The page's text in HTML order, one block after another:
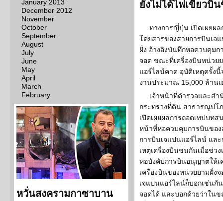
January 2013
December 2012
November
October
September
August
July
June
May
April
March
February
หวั่นสงครามกาซาบาน
ยังไม่ได้ไฟเขียวบิ
ทางการญี่ปุ่น เปิดเผยผ
โดยสารของสายการบินเจ
ฝั่ง อ้างอิงบันทึกหอควบคุม
จอด ขณะที่เครื่องบินหน่วย
แอร์ไลน์คาด อุบัติเหตุครั้งนี้
งานประมาณ 15,000 ล้าน
เจ้าหน้าที่ตำรวจและส
กระทรวงที่ดิน สาธารณูปโ
เปิดเผยผลการถอดเทปบท
หน้าที่หอควบคุมการบินขอ
การบินเจแปนแอร์ไลน์ แล
เหตุเครื่องบินชนกันเมื่อช่ว
หอบังคับการบินอนุญาตให้เ
เครื่องบินของหน่วยยามฝั่ง
เจแปนแอร์ไลน์ก็บอกเช่นกั
จอดได้ และบอกด้วยว่าใน